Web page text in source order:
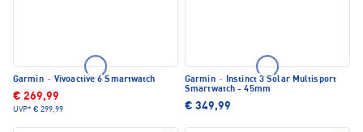
Garmin · Vivoactive 6 Smartwatch
€ 269,99
UVP* € 299,99
Garmin · Instinct 3 Solar Multisport
Smartwatch - 45mm
€ 349,99